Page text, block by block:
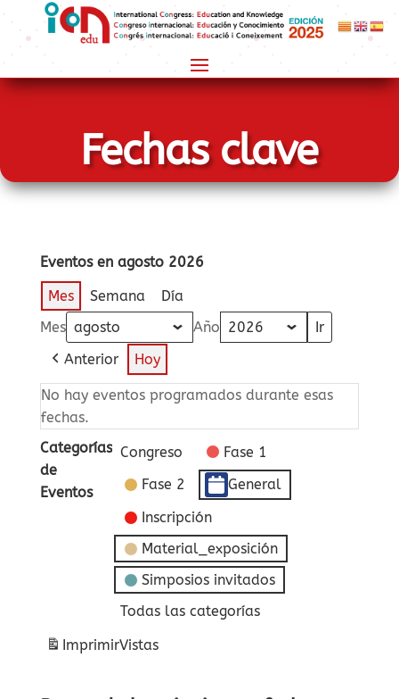
Fechas clave
Eventos en agosto 2026
Mes
Semana
Día
Mes
Año
Anterior
Hoy
No hay eventos programados durante esas
fechas.
Categorías
de
Eventos
Congreso
Fase 1
Fase 2
General
Inscripción
Material_exposición
Simposios invitados
Todas las categorías
ImprimirVistas